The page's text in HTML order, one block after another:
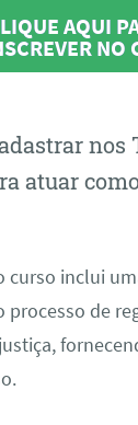
AQUI
NO
nos
atuar
curso inclui
processo de